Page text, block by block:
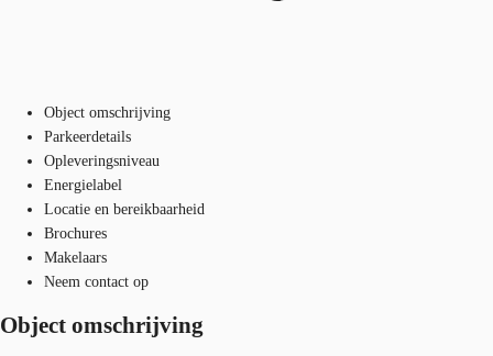
Object omschrijving
Parkeerdetails
Opleveringsniveau
Energielabel
Locatie en bereikbaarheid
Brochures
Makelaars
Neem contact op
Object omschrijving